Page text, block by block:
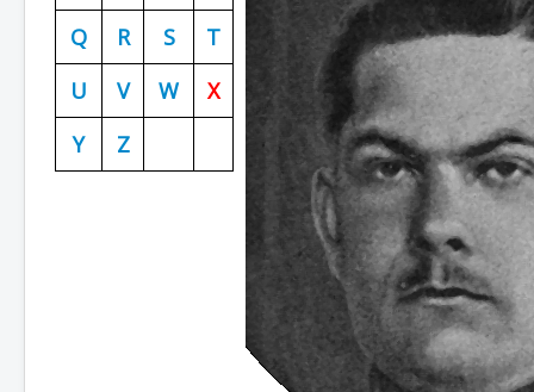
Batailles
Cahiers des As
Q
R S
T
U
V W
X
Y
Z